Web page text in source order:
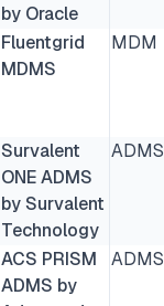
by Oracle
Fluentgrid
MDMS
MDM
Survalent
ONE ADMS
by Survalent
Technology
ADMS
ACS PRISM
ADMS by
ADMS